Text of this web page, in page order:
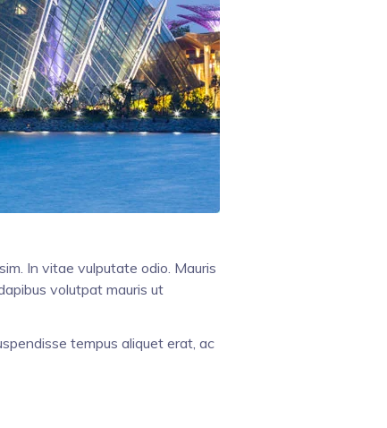
In vitae vulputate odio. Mauris
volutpat mauris ut
tempus aliquet erat, ac